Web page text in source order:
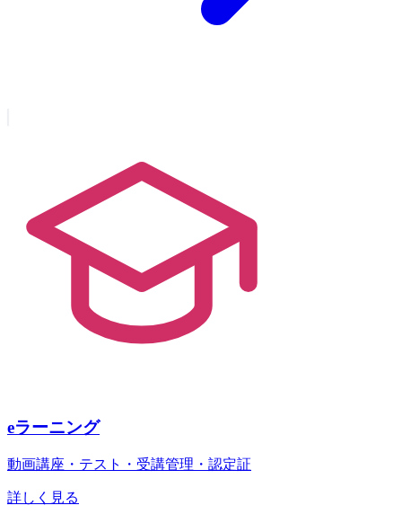
eラーニング
動画講座・テスト・受講管理・認定証
詳しく見る